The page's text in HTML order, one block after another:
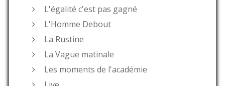
L'égalité c'est pas gagné
L'Homme Debout
La Rustine
La Vague matinale
Les moments de l'académie